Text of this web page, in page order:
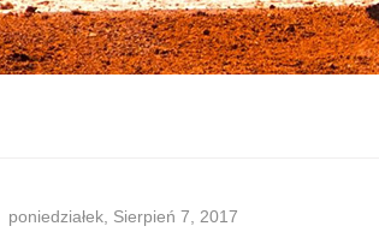
poniedziałek, Sierpień 7, 2017